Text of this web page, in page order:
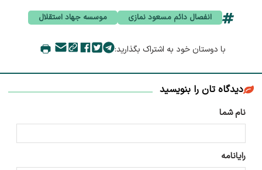
انفصال دائم مسعود نمازی موسسه جهاد استقلال
با دوستان خود به اشتراک بگذارید:
دیدگاه تان را بنویسید
نام شما
رایانامه